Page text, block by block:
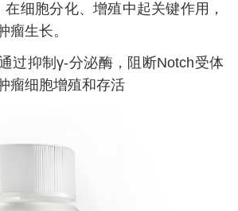
胞分化、增殖中起关键作用，
瘤生长。
抑制γ-分泌酶，阻断Notch受体
瘤细胞增殖和存活